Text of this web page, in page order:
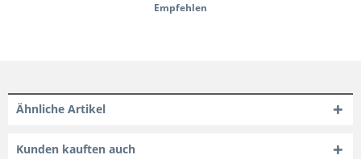
Empfehlen
Ähnliche Artikel
Kunden kauften auch